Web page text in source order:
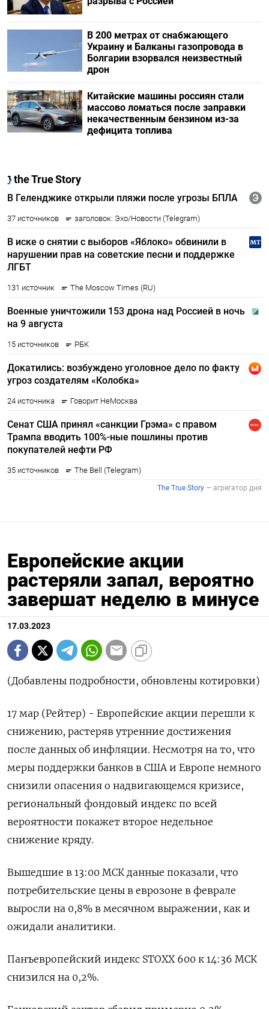
В 200 метрах от снабжающего
Украину и Балканы газопровода в
Болгарии взорвался неизвестный
дрон
Китайские машины россиян стали
массово ломаться после заправки
некачественным бензином из-за
дефицита топлива
Европейские акции
растеряли запал, вероятно
завершат неделю в минусе
17.03.2023
(Добавлены подробности, обновлены котировки)
17 мар (Рейтер) - Европейские акции перешли к
снижению, растеряв утренние достижения
после данных об инфляции. Несмотря на то, что
меры поддержки банков в США и Европе немного
снизили опасения о надвигающемся кризисе,
региональный фондовый индекс по всей
вероятности покажет второе недельное
снижение кряду.
Вышедшие в 13:00 МСК данные показали, что
потребительские цены в еврозоне в феврале
выросли на 0,8% в месячном выражении, как и
ожидали аналитики.
Панъевропейский индекс STOXX 600 к 14:36 МСК
снизился на 0,2%.